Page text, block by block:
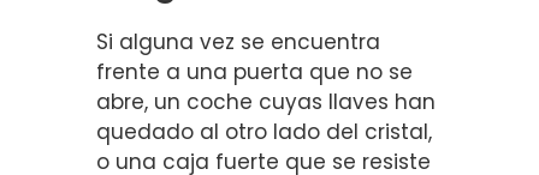
Si alguna vez se encuentra
frente a una puerta que no se
abre, un coche cuyas llaves han
quedado al otro lado del cristal,
o una caja fuerte que se resiste